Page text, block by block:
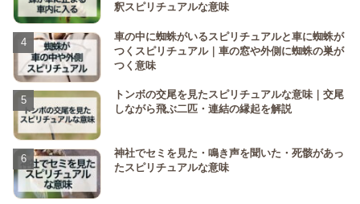
釈スピリチュアルな意味
車の中に蜘蛛がいるスピリチュアルと車に蜘蛛が
つくスピリチュアル｜車の窓や外側に蜘蛛の巣が
つく意味
トンボの交尾を見たスピリチュアルな意味｜交尾
しながら飛ぶ二匹・連結の縁起を解説
神社でセミを見た・鳴き声を聞いた・死骸があっ
たスピリチュアルな意味